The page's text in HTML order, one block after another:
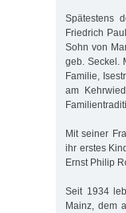
Spätestens
Friedrich
Sohn von
geb. Seckel.
Familie,
am
Mit seiner
ihr erstes
Ernst Philip
Seit 1934
Mainz, dem